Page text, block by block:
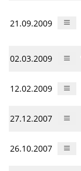
21.09.2009
02.03.2009
12.02.2009
27.12.2007
26.10.2007